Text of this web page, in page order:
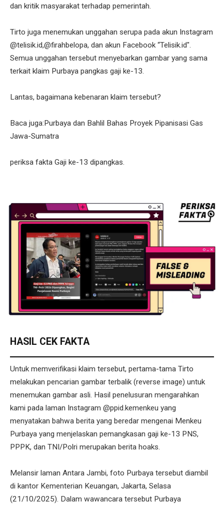
dan kritik masyarakat terhadap pemerintah.
Tirto juga menemukan unggahan serupa pada akun Instagram
@telisik.id,@firahbelopa, dan akun Facebook “Telisik.id".
Semua unggahan tersebut menyebarkan gambar yang sama
terkait klaim Purbaya pangkas gaji ke-13.
Lantas, bagaimana kebenaran klaim tersebut?
Baca juga:Purbaya dan Bahlil Bahas Proyek Pipanisasi Gas
Jawa-Sumatra
periksa fakta Gaji ke-13 dipangkas.
HASIL CEK FAKTA
Untuk memverifikasi klaim tersebut, pertama-tama Tirto
melakukan pencarian gambar terbalik (reverse image) untuk
menemukan gambar asli. Hasil penelusuran mengarahkan
kami pada laman Instagram @ppid.kemenkeu yang
menyatakan bahwa berita yang beredar mengenai Menkeu
Purbaya yang menjelaskan pemangkasan gaji ke-13 PNS,
PPPK, dan TNI/Polri merupakan berita hoaks.
Melansir laman Antara Jambi, foto Purbaya tersebut diambil
di kantor Kementerian Keuangan, Jakarta, Selasa
(21/10/2025). Dalam wawancara tersebut Purbaya